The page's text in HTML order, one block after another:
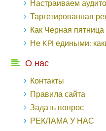
Настраиваем аудиторный таргетинг в
Таргетированная реклама в
Как Черная пятница во «ВКонтакте» принесла
Не KPI едиными: каких
О нас
Контакты
Правила сайта
Задать вопрос
РЕКЛАМА У НАС